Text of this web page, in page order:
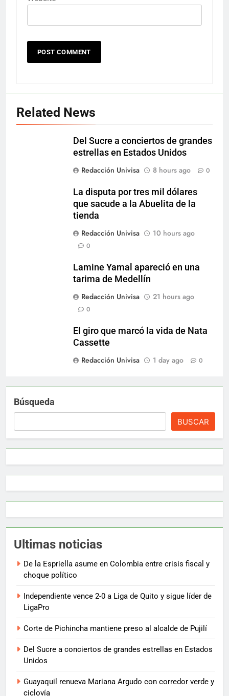
Related News
Del Sucre a conciertos de grandes
estrellas en Estados Unidos
Redacción Univisa
8 hours ago 0
La disputa por tres mil dólares
que sacude a la Abuelita de la
tienda
Redacción Univisa
10 hours ago
0
Lamine Yamal apareció en una
tarima de Medellín
Redacción Univisa
21 hours ago
0
El giro que marcó la vida de Nata
Cassette
Redacción Univisa
1 day ago 0
Búsqueda
BUSCAR
Ultimas noticias
De la Espriella asume en Colombia entre crisis fiscal y
choque político
Independiente vence 2-0 a Liga de Quito y sigue líder de
LigaPro
Corte de Pichincha mantiene preso al alcalde de Pujilí
Del Sucre a conciertos de grandes estrellas en Estados
Unidos
Guayaquil renueva Mariana Argudo con corredor verde y
ciclovía